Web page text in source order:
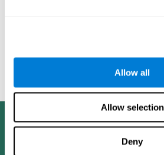
Allow all
Allow selection
Deny
את המוח לאהוב או לא לאהוב משהו,
יעסוק גם בדילמות נוספות בנושאי חינוך,
כאשר אימון המוח ייכנס למערכת
מנטאלית ורוחנית אופטימלית, אלא